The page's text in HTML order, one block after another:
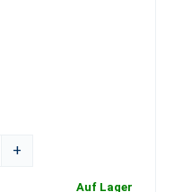
+
Auf Lager